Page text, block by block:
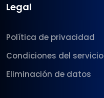
Legal
Política de privacidad
Condiciones del servicio
Eliminación de datos